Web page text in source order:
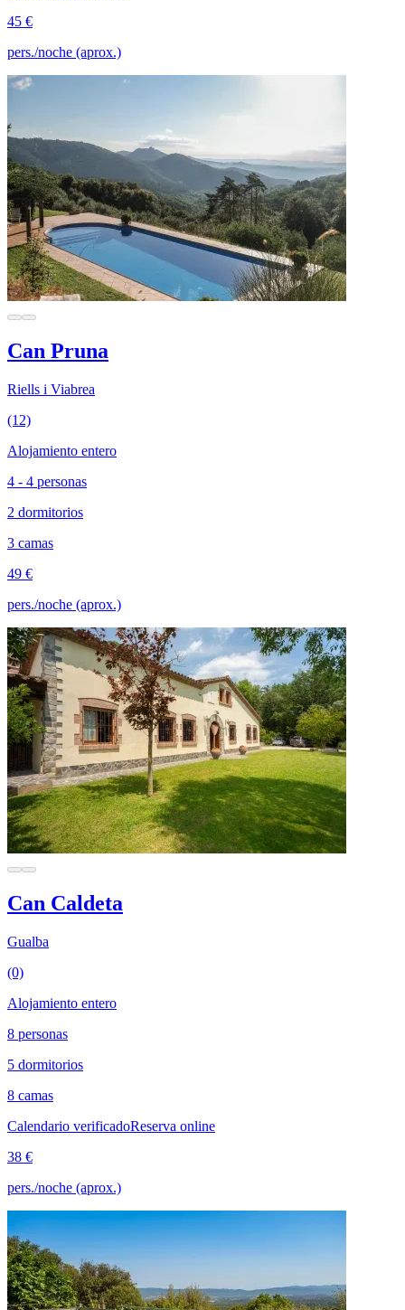
45 €
pers./noche (aprox.)
Can Pruna
Riells i Viabrea
(12)
Alojamiento entero
4 - 4 personas
2 dormitorios
3 camas
49 €
pers./noche (aprox.)
Can Caldeta
Gualba
(0)
Alojamiento entero
8 personas
5 dormitorios
8 camas
Calendario verificadoReserva online
38 €
pers./noche (aprox.)